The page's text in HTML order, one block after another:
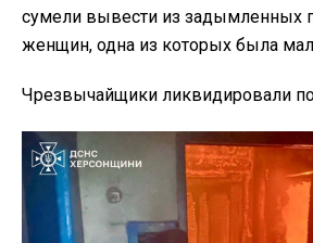
сумели вывести из задымленных
женщин, одна из которых была
Чрезвычайщики ликвидировали